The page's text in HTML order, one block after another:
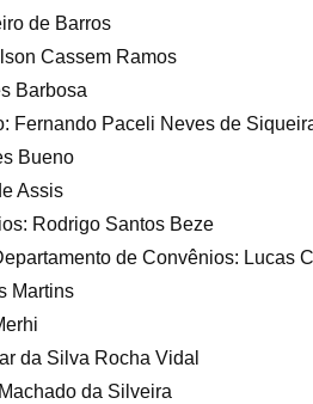
de Barros
Cassem Ramos
Barbosa
Fernando Paceli Neves de
Bueno
Assis
Rodrigo Santos Beze
de Convênios: Lucas
Martins
da Silva Rocha Vidal
da Silveira